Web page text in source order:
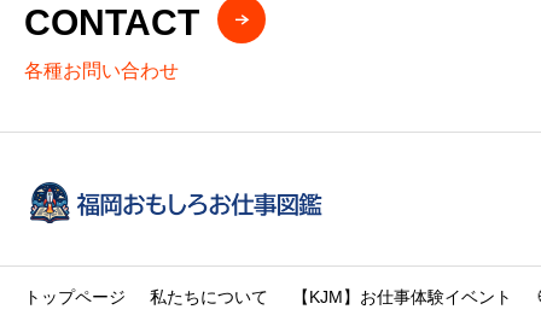
CONTACT
各種お問い合わせ
トップページ 私たちについて 【KJM】お仕事体験イベント